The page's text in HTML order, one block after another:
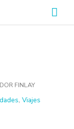
FINLAY
, Viajes